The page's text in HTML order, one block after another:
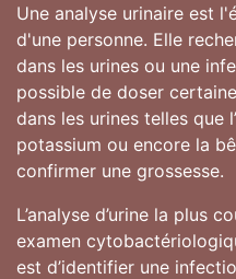
Une analyse urinaire est
d'une personne. Elle
dans les urines ou une
possible de doser
dans les urines telles que
potassium ou encore la
confirmer une grossesse.
L’analyse d’urine la plus
examen
est d’identifier une